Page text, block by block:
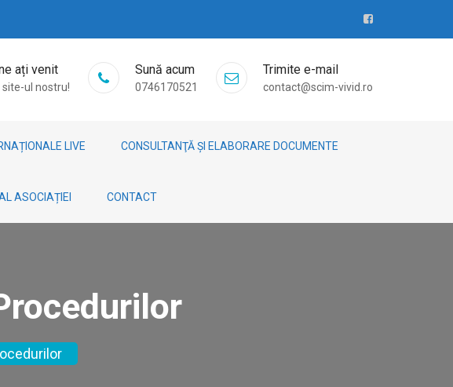
ați venit
site-ul nostru!
Sună acum
0746170521
Trimite e-mail
contact@scim-vivid.ro
LIVE CONSULTANŢĂ ȘI ELABORARE DOCUMENTE
ASOCIAȚIEI CONTACT